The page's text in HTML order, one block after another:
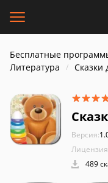
Бесплатные
Литература
Сказки
Версия:
489